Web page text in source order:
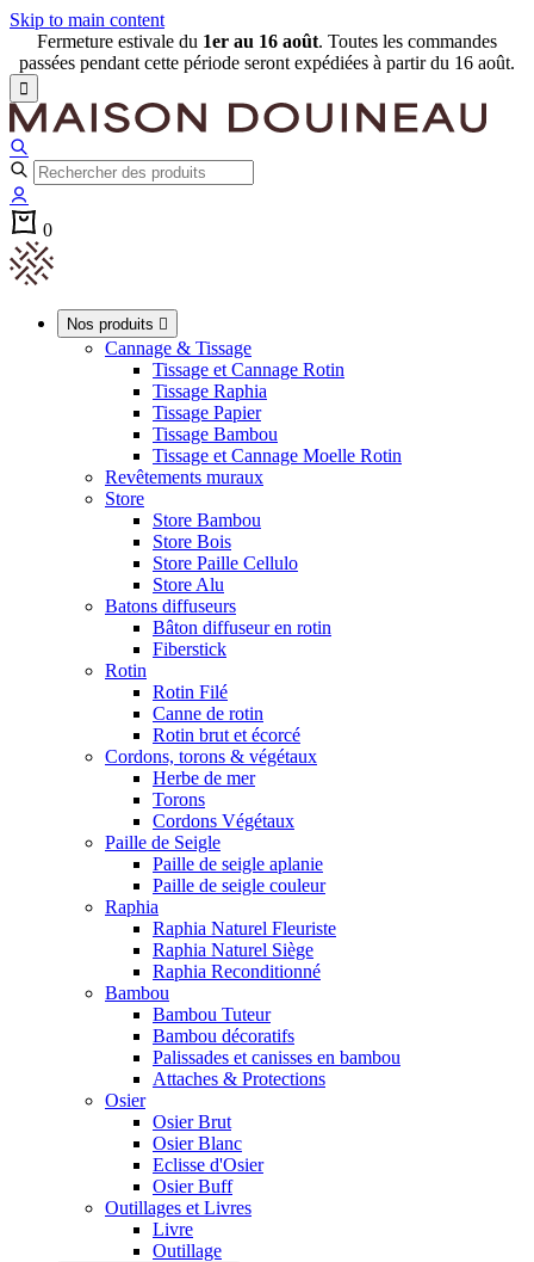
Skip to main content
Fermeture estivale du 1er au 16 août. Toutes les commandes
passées pendant cette période seront expédiées à partir du 16 août.

0
Nos produits 
Cannage & Tissage
Tissage et Cannage Rotin
Tissage Raphia
Tissage Papier
Tissage Bambou
Tissage et Cannage Moelle Rotin
Revêtements muraux
Store
Store Bambou
Store Bois
Store Paille Cellulo
Store Alu
Batons diffuseurs
Bâton diffuseur en rotin
Fiberstick
Rotin
Rotin Filé
Canne de rotin
Rotin brut et écorcé
Cordons, torons & végétaux
Herbe de mer
Torons
Cordons Végétaux
Paille de Seigle
Paille de seigle aplanie
Paille de seigle couleur
Raphia
Raphia Naturel Fleuriste
Raphia Naturel Siège
Raphia Reconditionné
Bambou
Bambou Tuteur
Bambou décoratifs
Palissades et canisses en bambou
Attaches & Protections
Osier
Osier Brut
Osier Blanc
Eclisse d'Osier
Osier Buff
Outillages et Livres
Livre
Outillage